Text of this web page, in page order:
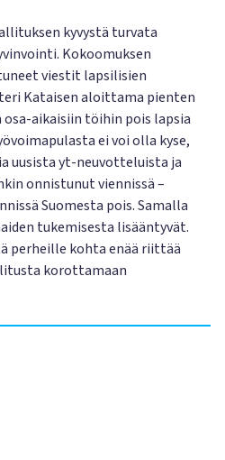
kyvystä turvata
Kokoomuksen
viestit lapsilisien
Kataisen aloittama pienten
aikaisiin töihin pois lapsia
ei voi olla kyse,
uusista yt-neuvotteluista ja
onnistunut viennissä –
Suomesta pois. Samalla
tukemisesta lisääntyvät.
perheille kohta enää riittää
korottamaan